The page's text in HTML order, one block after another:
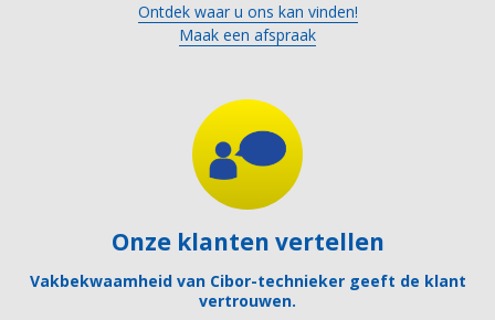
Ontdek waar u ons kan vinden!
Maak een afspraak
Onze klanten vertellen
Vakbekwaamheid van Cibor-technieker geeft de klant
vertrouwen.